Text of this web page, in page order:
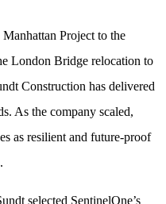
Project to the
London Bridge relocation to
Construction has delivered
As the company scaled,
as resilient and future-proof
selected SentinelOne’s